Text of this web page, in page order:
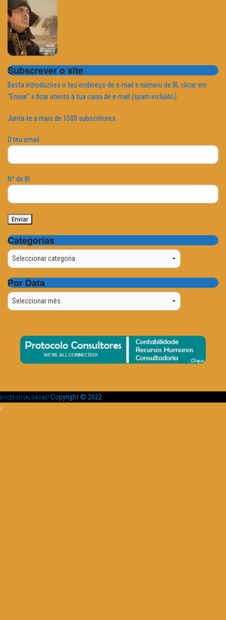
Subscrever o site
Basta introduzires o teu endereço de e-mail e número de BI, clicar em
"Enviar" e ficar atento à tua caixa de e-mail (spam incluído).
Junta-te a mais de 1500 subscritores.
O teu email
Nº de BI
Categorias
Categorias
Por Data
Por
Data
DOCES OU SALGADAS? Copyright © 2022